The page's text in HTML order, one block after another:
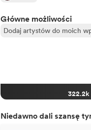
Główne możliwości
Dodaj artystów do moich
322.2k
Niedawno dali szansę